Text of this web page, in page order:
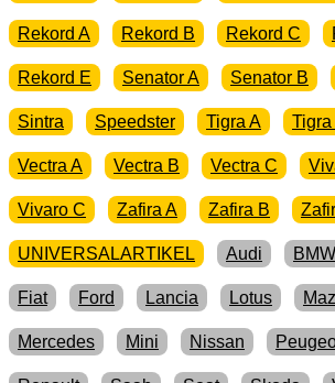
Rekord A Rekord B Rekord C
Rekord E Senator A Senator B
Sintra Speedster Tigra A Tigra
Vectra A Vectra B Vectra C
Vivaro C Zafira A Zafira B
UNIVERSALARTIKEL Audi BMW
Fiat Ford Lancia Lotus
Mercedes Mini Nissan